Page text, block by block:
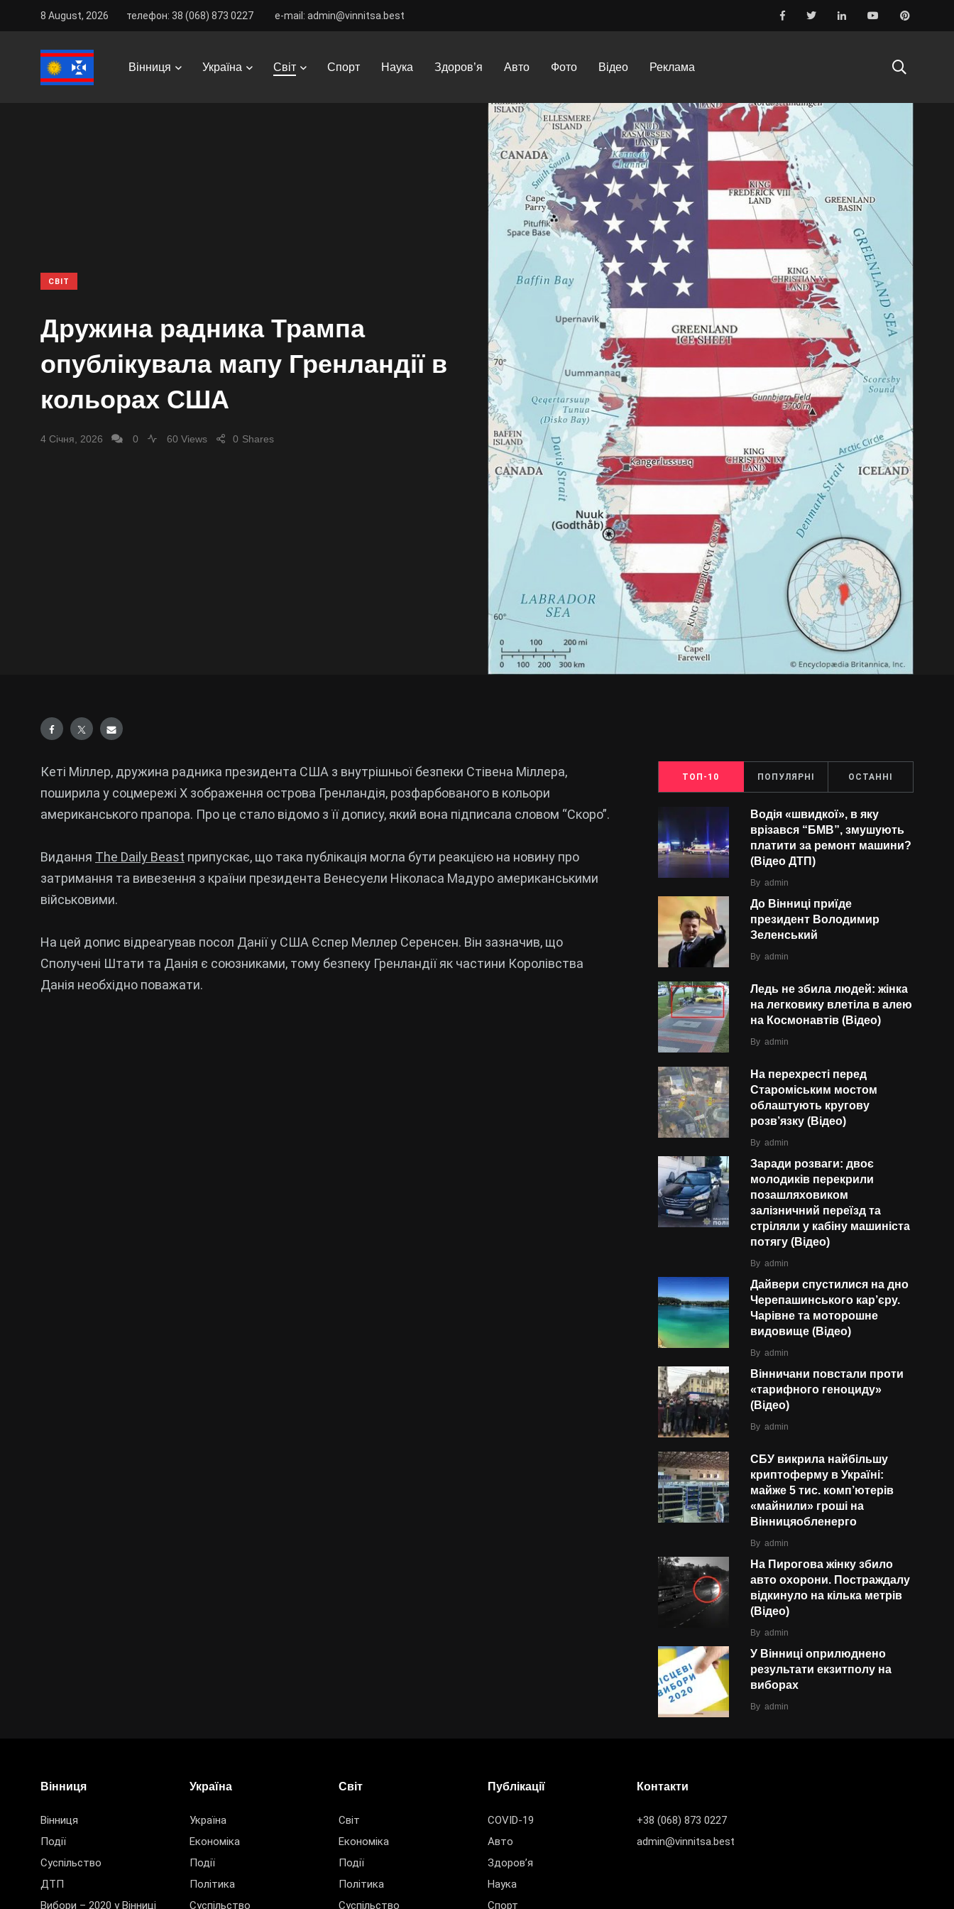
8 August, 2026 телефон: 38 (068) 873 0227 e-mail: admin@vinnitsa.best
Вінниця Україна Світ Спорт Наука Здоров’я Авто Фото Відео Реклама
Vinnitsa Best News / Світ / Дружина радника Трампа опублікувала мапу Гренландії в кольорах США
СВІТ
Дружина радника Трампа
опублікувала мапу Гренландії в
кольорах США
4 Січня, 2026 0 60 Views Shares
0
Кеті Міллер, дружина радника президента США з внутрішньої безпеки Стівена Міллера,
поширила у соцмережі X зображення острова Гренландія, розфарбованого в кольори
американського прапора. Про це стало відомо з її допису, який вона підписала словом “Скоро”.
Видання The Daily Beast припускає, що така публікація могла бути реакцією на новину про
затримання та вивезення з країни президента Венесуели Ніколаса Мадуро американськими
військовими.
На цей допис відреагував посол Данії у США Єспер Меллер Серенсен. Він зазначив, що
Сполучені Штати та Данія є союзниками, тому безпеку Гренландії як частини Королівства
Данія необхідно поважати.
ТОП-10 ПОПУЛЯРНІ ОСТАННІ
Водія «швидкої», в яку
врізався “БMВ”, змушують
платити за ремонт машини?
(Відео ДТП)
By admin
До Вінниці приїде
президент Володимир
Зеленський
By admin
Ледь не збила людей: жінка
на легковику влетіла в алею
на Космонавтів (Відео)
By admin
На перехресті перед
Староміським мостом
облаштують кругову
розв’язку (Відео)
By admin
Заради розваги: двоє
молодиків перекрили
позашляховиком
залізничний переїзд та
стріляли у кабіну машиніста
потягу (Відео)
By admin
Дайвери спустилися на дно
Черепашинського кар’єру.
Чарівне та моторошне
видовище (Відео)
By admin
Вінничани повстали проти
«тарифного геноциду»
(Відео)
By admin
СБУ викрила найбільшу
криптоферму в Україні:
майже 5 тис. комп’ютерів
«майнили» гроші на
Вінницяобленерго
By admin
На Пирогова жінку збило
авто охорони. Постраждалу
відкинуло на кілька метрів
(Відео)
By admin
У Вінниці оприлюднено
результати екзитполу на
виборах
By admin
Вінниця
Вінниця
Події
Суспільство
ДТП
Вибори – 2020 у Вінниці
Україна
Україна
Економіка
Події
Політика
Суспільство
Світ
Світ
Економіка
Події
Політика
Суспільство
Публікації
COVID-19
Авто
Здоров’я
Наука
Спорт
Контакти
+38 (068) 873 0227
admin@vinnitsa.best